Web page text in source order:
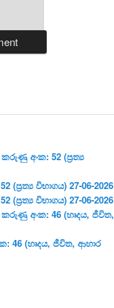
අංක: 52 (ප්‍ර‍ත්‍ය
විභාගය) 27-06-2026
විභාගය) 27-06-2026
අංක: 46 (හෘදය, ජීවිත,
(හෘදය, ජීවිත, ආහාර